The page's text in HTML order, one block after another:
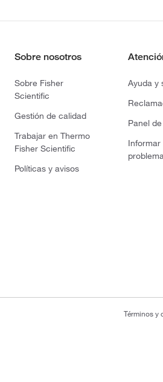
Sobre nosotros
Sobre Fisher
Scientific
Gestión de calidad
Trabajar en Thermo
Fisher Scientific
Políticas y avisos
Ayuda y
Panel
Informar
Términos y